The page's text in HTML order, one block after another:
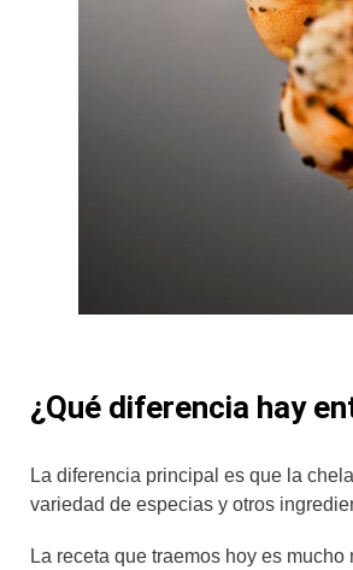
¿Qué diferencia hay
La diferencia principal es que la
variedad de especias y otros
La receta que traemos hoy es